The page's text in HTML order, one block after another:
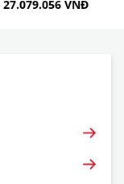
27.079.056 VNĐ